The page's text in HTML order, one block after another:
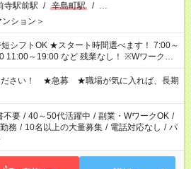
寺駅前駅 / 辛島町駅 / …
ション＞
時間選べます！ 7:00～
～19:00 など 残業なし！ ※Wワークの
合わせ週40時間超の就業はご案内できませ
週20時間以上勤務は社会保険への加入対象
派遣法（日雇い派遣の原則禁止）により、
業はご案内が難しい場合があります
ださい！ ★急募 ★職場が気に入れば、長期
不要 / 40～50代活躍中 / 副業・WワークOK /
務 / 10名以上の大量募集 / 電話対応なし / パ